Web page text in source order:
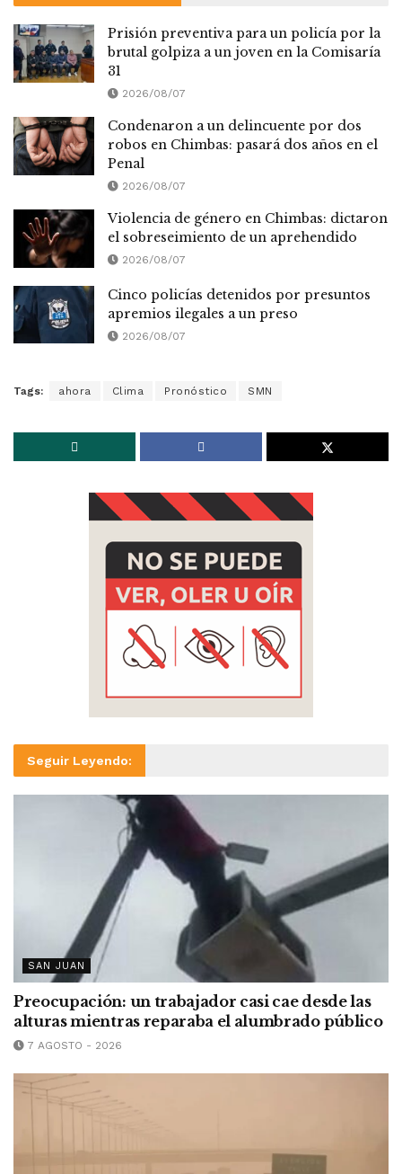
Prisión preventiva para un policía por la
brutal golpiza a un joven en la Comisaría
31
2026/08/07
Condenaron a un delincuente por dos
robos en Chimbas: pasará dos años en el
Penal
2026/08/07
Violencia de género en Chimbas: dictaron
el sobreseimiento de un aprehendido
2026/08/07
Cinco policías detenidos por presuntos
apremios ilegales a un preso
2026/08/07
Tags: ahora Clima Pronóstico SMN
Seguir Leyendo:
SAN JUAN
Preocupación: un trabajador casi cae desde las
alturas mientras reparaba el alumbrado público
7 AGOSTO - 2026